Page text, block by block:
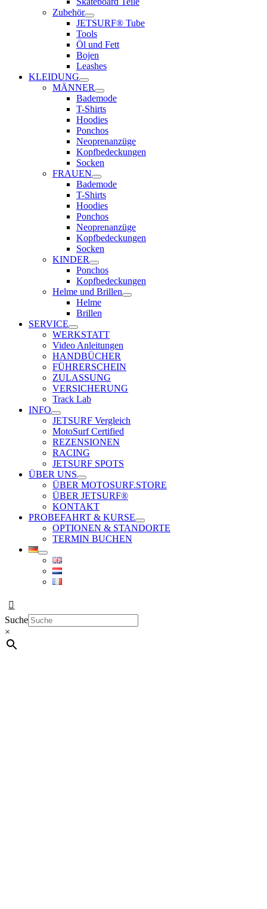
Zubehör
JETSURF® Tube
Tools
Öl und Fett
Bojen
Leashes
KLEIDUNG
MÄNNER
Bademode
T-Shirts
Hoodies
Ponchos
Neoprenanzüge
Kopfbedeckungen
Socken
FRAUEN
Bademode
T-Shirts
Hoodies
Ponchos
Neoprenanzüge
Kopfbedeckungen
Socken
KINDER
Ponchos
Kopfbedeckungen
Helme und Brillen
Helme
Brillen
SERVICE
WERKSTATT
Video Anleitungen
HANDBÜCHER
FÜHRERSCHEIN
ZULASSUNG
VERSICHERUNG
Track Lab
INFO
JETSURF Vergleich
MotoSurf Certified
REZENSIONEN
RACING
JETSURF SPOTS
ÜBER UNS
ÜBER MOTOSURF.STORE
ÜBER JETSURF®
KONTAKT
PROBEFAHRT & KURSE
OPTIONEN & STANDORTE
TERMIN BUCHEN
Suche
×